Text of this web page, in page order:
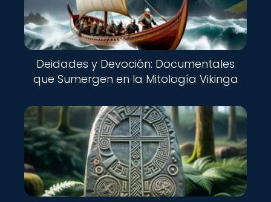
Deidades y Devoción: Documentales
que Sumergen en la Mitología Vikinga